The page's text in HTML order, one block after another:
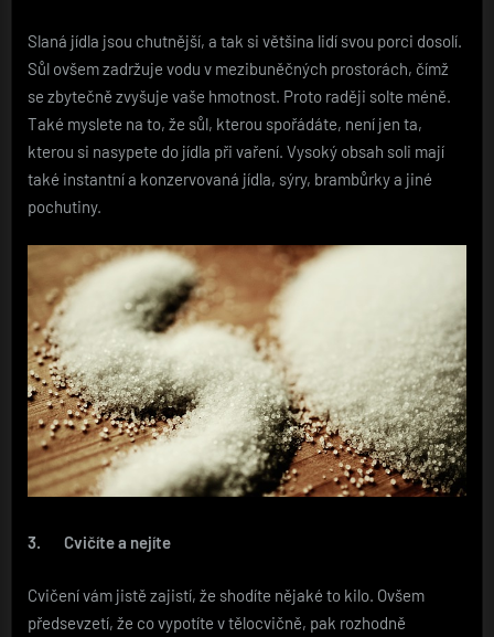
Slaná jídla jsou chutnější, a tak si většina lidí svou porci dosolí.
Sůl ovšem zadržuje vodu v mezibuněčných prostorách, čímž
se zbytečně zvyšuje vaše hmotnost. Proto raději solte méně.
Také myslete na to, že sůl, kterou spořádáte, není jen ta,
kterou si nasypete do jídla při vaření. Vysoký obsah soli mají
také instantní a konzervovaná jídla, sýry, brambůrky a jiné
pochutiny.
3. Cvičíte a nejíte
Cvičení vám jistě zajistí, že shodíte nějaké to kilo. Ovšem
předsevzetí, že co vypotíte v tělocvičně, pak rozhodně